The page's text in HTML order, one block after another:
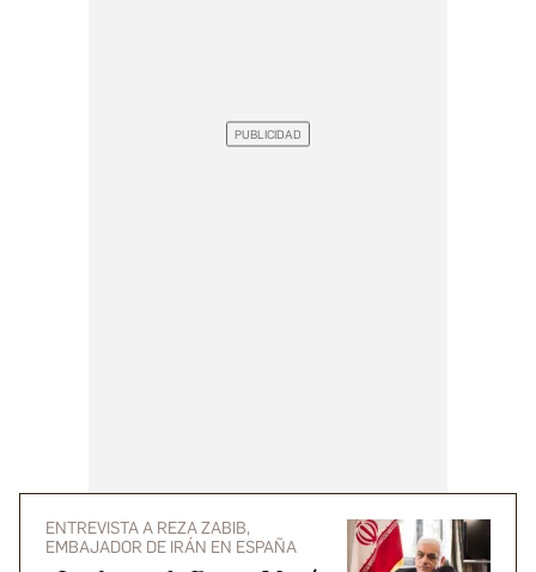
ENTREVISTA A REZA ZABIB,
EMBAJADOR DE IRÁN EN ESPAÑA